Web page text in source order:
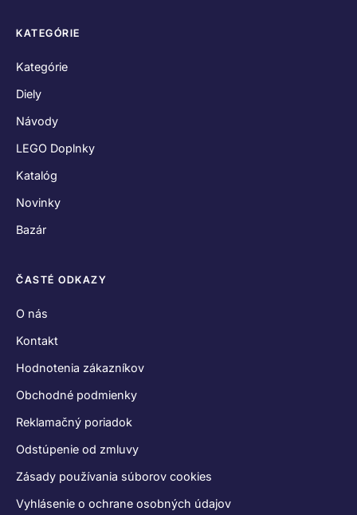
KATEGÓRIE
Kategórie
Diely
Návody
LEGO Doplnky
Katalóg
Novinky
Bazár
ČASTÉ ODKAZY
O nás
Kontakt
Hodnotenia zákazníkov
Obchodné podmienky
Reklamačný poriadok
Odstúpenie od zmluvy
Zásady používania súborov cookies
Vyhlásenie o ochrane osobných údajov